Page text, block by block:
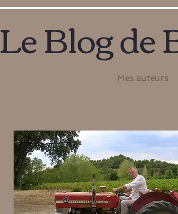
Mes auteurs
Le Blog de